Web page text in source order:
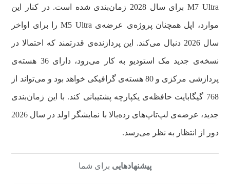
M7 Ultra برای سال 2028 زمان‌بندی شده است. در کنار این
موارد، اپل همچنان پروژه‌ی عرضه‌ی M5 Ultra را برای اواخر
سال 2026 دنبال می‌کند. این پردازنده‌ی قدرتمند که احتمالا در
نسخه‌ی جدید مک استودیو به کار می‌رود، دارای 36 هسته‌ی
پردازشی مرکزی و 80 هسته‌ی گرافیکی خواهد بود و می‌تواند از
768 گیگابایت حافظه‌ی یکپارچه پشتیبانی کند. با این زمان‌بندی
جدید، عرضه‌ی لپ‌تاپ‌های رده‌بالا با نمایشگر اولد در سال 2026
دور از انتظار به نظر می‌رسد.
پیشنهادهایی برای شما